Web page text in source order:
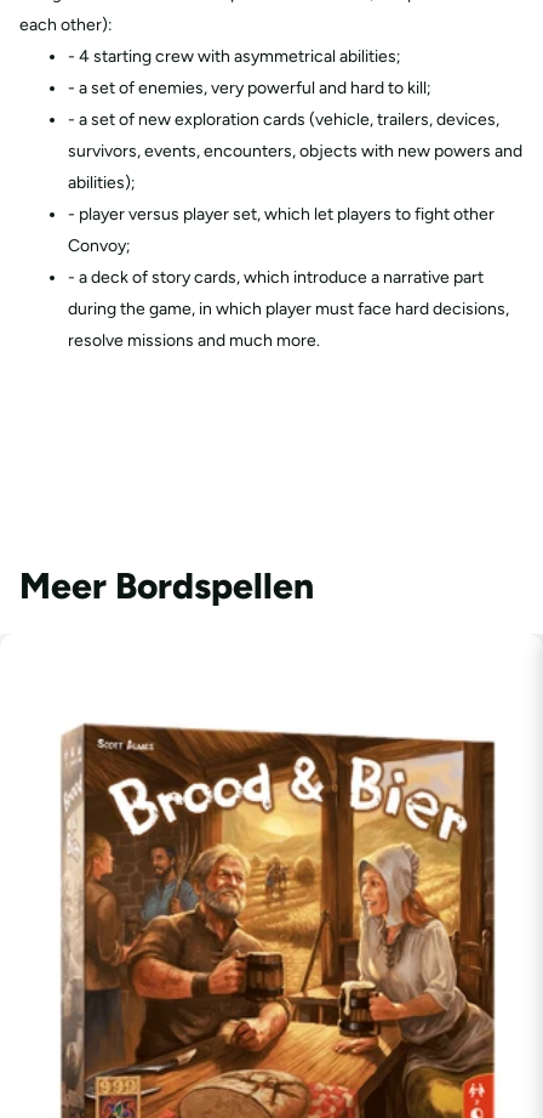
each other):
- 4 starting crew with asymmetrical abilities;
- a set of enemies, very powerful and hard to kill;
- a set of new exploration cards (vehicle, trailers, devices,
survivors, events, encounters, objects with new powers and
abilities);
- player versus player set, which let players to fight other
Convoy;
- a deck of story cards, which introduce a narrative part
during the game, in which player must face hard decisions,
resolve missions and much more.
Meer Bordspellen